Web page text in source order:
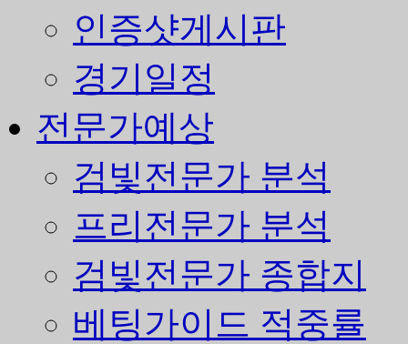
인증샷게시판
경기일정
전문가예상
검빛전문가 분석
프리전문가 분석
검빛전문가 종합지
베팅가이드 적중률